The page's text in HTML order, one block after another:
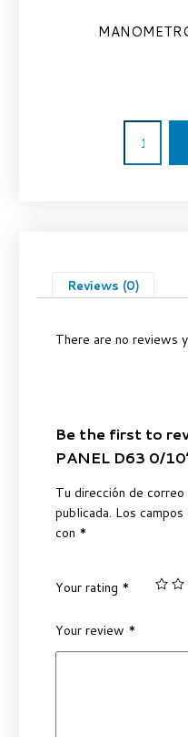
Reviews (0)
There are no reviews
Be the first to
PANEL D63 0/
Tu dirección de
publicada. Los
con *
Your rating *
Your review *